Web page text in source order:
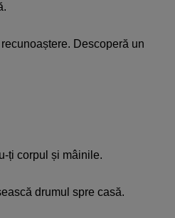
.
recunoaștere. Descoperă un
ți corpul și mâinile.
drumul spre casă.